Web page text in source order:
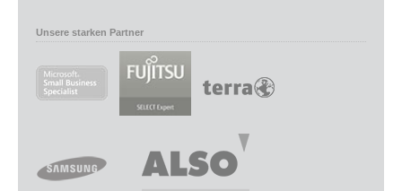
Unsere starken Partner